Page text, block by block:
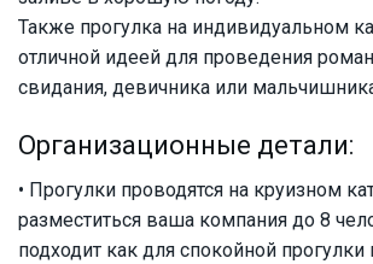
Также прогулка на индивидуальном
отличной идеей для проведения
свидания, девичника или
Организационные детали:
• Прогулки проводятся на круизном
разместиться ваша компания до 8
подходит как для спокойной